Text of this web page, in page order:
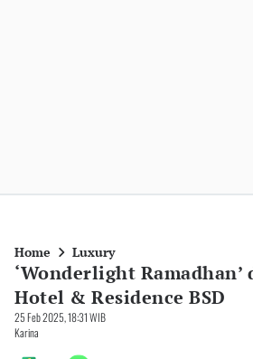
Home Luxury
‘Wonderlight Ramadhan’
Hotel & Residence BSD
25 Feb 2025, 18:31 WIB
Karina